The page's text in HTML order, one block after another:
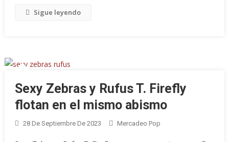
Sigue leyendo
Sexy Zebras y Rufus T. Firefly
flotan en el mismo abismo
28 De Septiembre De 2023 Mercadeo Pop